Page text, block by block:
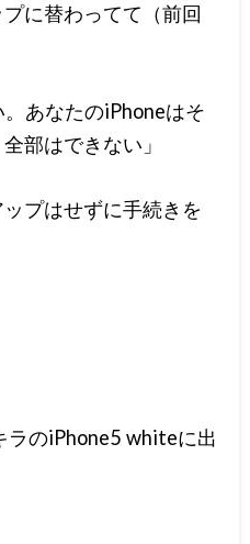
に替わってて（前回
。あなたのiPhoneはそ
部はできない」
プはせずに手続きを
ラのiPhone5 whiteに出